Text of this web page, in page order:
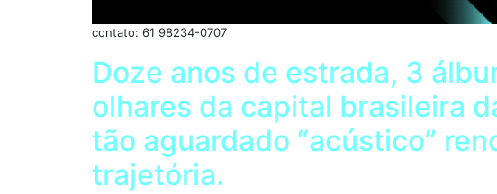
contato: 61 98234-0707
Doze anos de estrada, 3
olhares da capital brasileira
tão aguardado “acústico”
trajetória.